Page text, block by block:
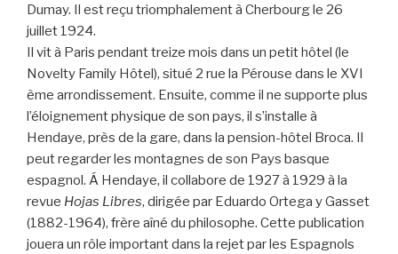
Dumay. Il est reçu triomphalement à Cherbourg le 26
juillet 1924.
Il vit à Paris pendant treize mois dans un petit hôtel (le
Novelty Family Hôtel), situé 2 rue la Pérouse dans le XVI
ème arrondissement. Ensuite, comme il ne supporte plus
l’éloignement physique de son pays, il s’installe à
Hendaye, près de la gare, dans la pension-hôtel Broca. Il
peut regarder les montagnes de son Pays basque
espagnol. Á Hendaye, il collabore de 1927 à 1929 à la
revue Hojas Libres, dirigée par Eduardo Ortega y Gasset
(1882-1964), frère aîné du philosophe. Cette publication
jouera un rôle important dans la rejet par les Espagnols